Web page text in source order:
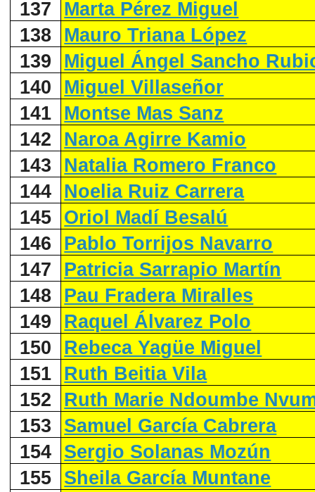
137
Marta Pérez Miguel
138
Mauro Triana López
139
Miguel Ángel Sancho
140
Miguel Villaseñor
141
Montse Mas Sanz
142
Naroa Agirre Kamio
143
Natalia Romero Franco
144
Noelia Ruiz Carrera
145
Oriol Madí Besalú
146
Pablo Torrijos Navarro
147
Patricia Sarrapio Martín
148
Pau Fradera Miralles
149
Raquel Álvarez Polo
150
Rebeca Yagüe Miguel
151
Ruth Beitia Vila
152
Ruth Marie Ndoumbe
153
Samuel García Cabrera
154
Sergio Solanas Mozún
155
Sheila García Muntane